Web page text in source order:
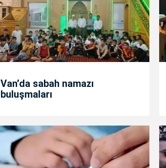
Van’da sabah namazı
buluşmaları